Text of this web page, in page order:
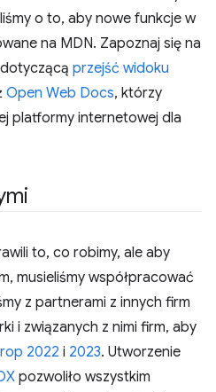
o to, aby nowe funkcje w
na MDN. Zapoznaj się na
przejść widoku
Open Web Docs, którzy
platformy internetowej dla
to, co robimy, ale aby
musieliśmy współpracować
z partnerami z innych firm
i związanych z nimi firm, aby
2022 i 2023. Utworzenie
pozwoliło wszystkim